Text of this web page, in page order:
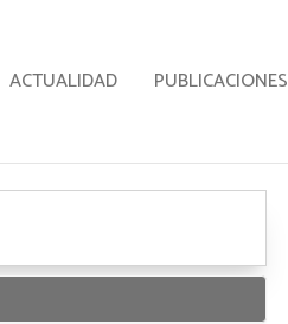
ACTUALIDAD PUBLICACIONES